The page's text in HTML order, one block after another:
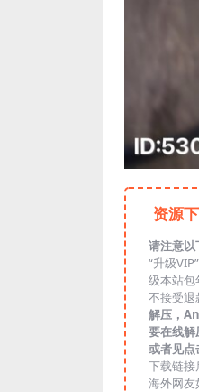
资源
请注意以
“升级
级本站包
不接受退
解压，
要在线
或者见点
下载链接
海外网友